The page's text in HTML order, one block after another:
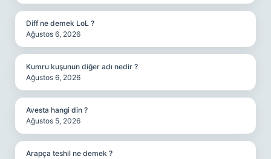
Diff ne demek LoL ?
Ağustos 6, 2026
Kumru kuşunun diğer adı nedir ?
Ağustos 6, 2026
Avesta hangi din ?
Ağustos 5, 2026
Arapça teshil ne demek ?